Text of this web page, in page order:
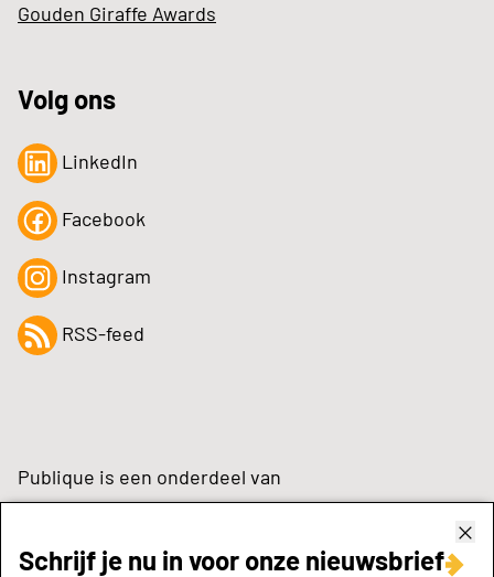
Schrijf je nu in voor onze nieuwsbrief
Gouden Giraffe Awards
Volg ons
LinkedIn
Facebook
Instagram
RSS-feed
Publique is een onderdeel van